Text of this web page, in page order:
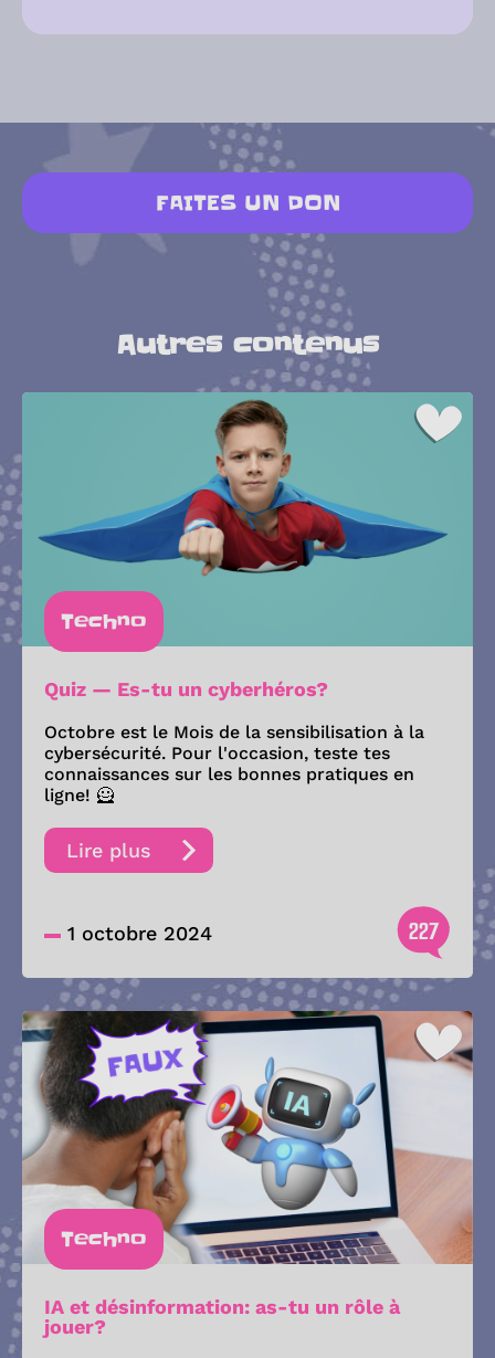
FAITES UN DON
Autres contenus
Techno
Quiz — Es-tu un cyberhéros?
Octobre est le Mois de la sensibilisation à la
cybersécurité. Pour l'occasion, teste tes
connaissances sur les bonnes pratiques en
ligne! 🦸
Lire plus
1 octobre 2024 227
Techno
IA et désinformation: as-tu un rôle à
jouer?